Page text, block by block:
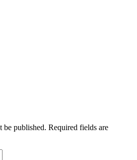
published. Required fields are